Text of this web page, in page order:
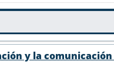
y la